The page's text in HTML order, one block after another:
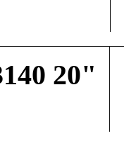
20"